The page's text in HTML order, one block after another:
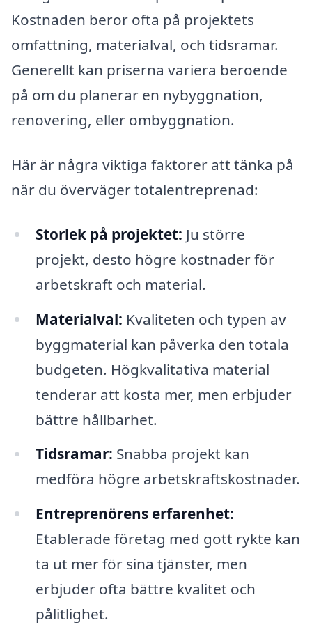
Kostnaden beror ofta på projektets
omfattning, materialval, och tidsramar.
Generellt kan priserna variera beroende
på om du planerar en nybyggnation,
renovering, eller ombyggnation.
Här är några viktiga faktorer att tänka på
när du överväger totalentreprenad:
Storlek på projektet: Ju större
projekt, desto högre kostnader för
arbetskraft och material.
Materialval: Kvaliteten och typen av
byggmaterial kan påverka den totala
budgeten. Högkvalitativa material
tenderar att kosta mer, men erbjuder
bättre hållbarhet.
Tidsramar: Snabba projekt kan
medföra högre arbetskraftskostnader.
Entreprenörens erfarenhet:
Etablerade företag med gott rykte kan
ta ut mer för sina tjänster, men
erbjuder ofta bättre kvalitet och
pålitlighet.